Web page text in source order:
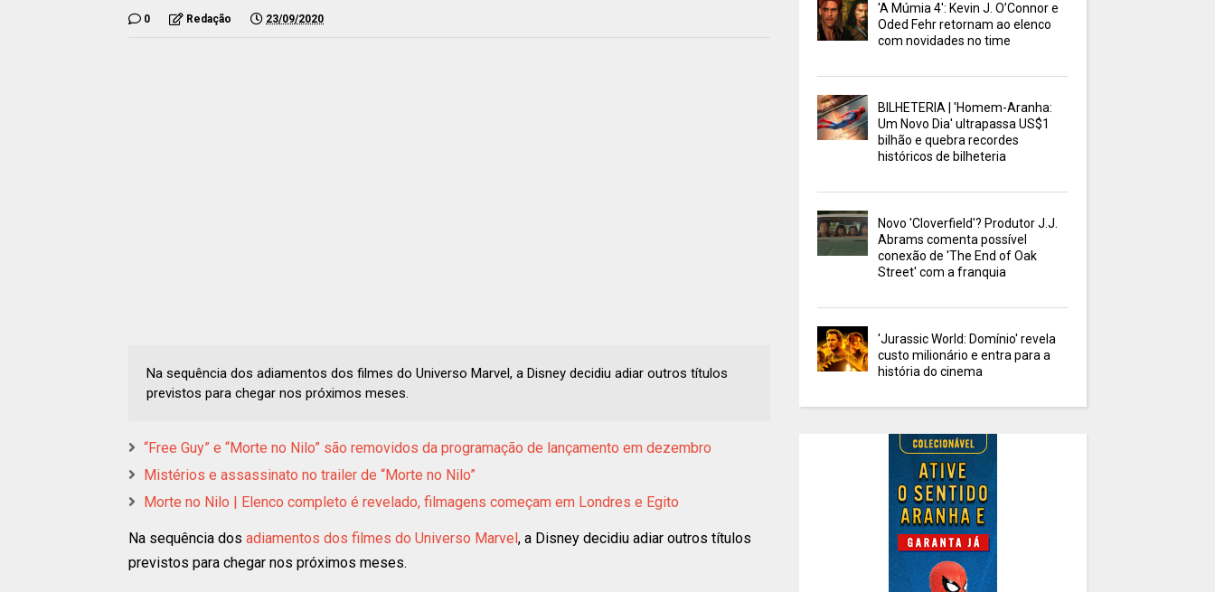
0 Redação 23/09/2020
Na sequência dos adiamentos dos filmes do Universo Marvel, a Disney decidiu adiar outros títulos
previstos para chegar nos próximos meses.
“Free Guy” e “Morte no Nilo” são removidos da programação de lançamento em dezembro
Mistérios e assassinato no trailer de “Morte no Nilo”
Morte no Nilo | Elenco completo é revelado, filmagens começam em Londres e Egito
Na sequência dos adiamentos dos filmes do Universo Marvel , a Disney decidiu adiar outros títulos
previstos para chegar nos próximos meses.
'A Múmia 4': Kevin J. O’Connor e
Oded Fehr retornam ao elenco
com novidades no time
BILHETERIA | 'Homem-Aranha:
Um Novo Dia' ultrapassa US$1
bilhão e quebra recordes
históricos de bilheteria
Novo 'Cloverfield'? Produtor J.J.
Abrams comenta possível
conexão de 'The End of Oak
Street' com a franquia
'Jurassic World: Domínio' revela
custo milionário e entra para a
história do cinema